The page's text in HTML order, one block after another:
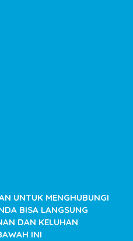
UNTUK MENGHUBUNGI
BISA LANGSUNG
DAN KELUHAN
INI